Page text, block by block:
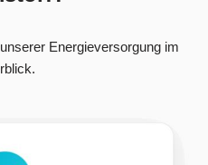
Energieversorgung im